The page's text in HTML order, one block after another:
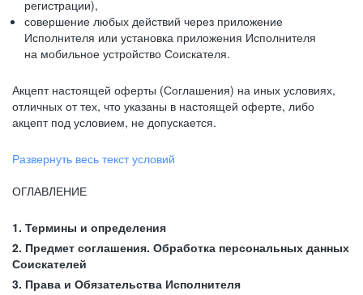
регистрации),
совершение любых действий через приложение
Исполнителя или установка приложения Исполнителя
на мобильное устройство Соискателя.
Акцепт настоящей оферты (Соглашения) на иных условиях,
отличных от тех, что указаны в настоящей оферте, либо
акцепт под условием, не допускается.
Развернуть весь текст условий
ОГЛАВЛЕНИЕ
1. Термины и определения
2. Предмет соглашения. Обработка персональных данных
Соискателей
3. Права и Обязательства Исполнителя